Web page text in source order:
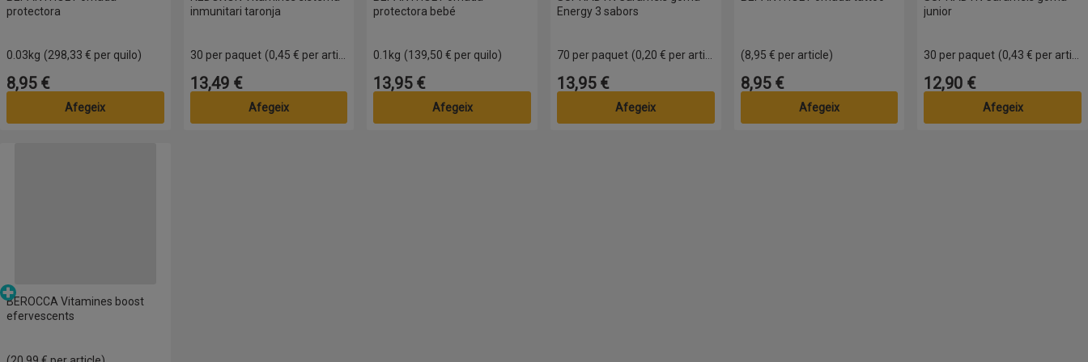
protectora
0.03kg (298,33 € per quilo)
Preu
8,95 €
Afegeix
inmunitari taronja
30 per paquet (0,45 € per article)
Preu
13,49 €
Afegeix
protectora bebé
0.1kg (139,50 € per quilo)
Preu
13,95 €
Afegeix
Energy 3 sabors
70 per paquet (0,20 € per article)
Preu
13,95 €
Afegeix
(8,95 € per article)
Preu
8,95 €
Afegeix
junior
30 per paquet (0,43 € per article)
Preu
12,90 €
Afegeix
Parafarmàcia
BEROCCA Vitamines boost
efervescents